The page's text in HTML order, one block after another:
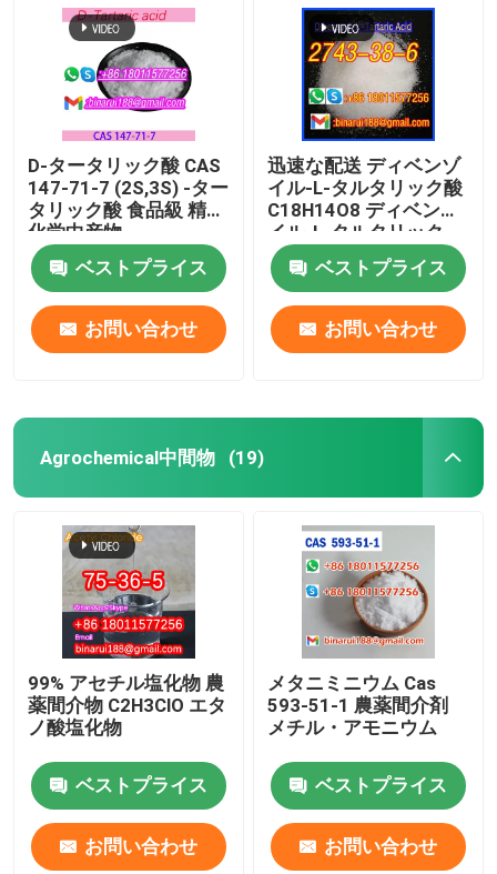
D-タータリック酸 CAS
147-71-7 (2S,3S) -ター
タリック酸 食品級 精細
化学中産物
ベストプライス
お問い合わせ
迅速な配送 ディベンゾ
イル-L-タルタリック酸
C18H14O8 ディベンゾ
イル-L-タルタリック
CAS 2743-38-6
ベストプライス
お問い合わせ
Agrochemical中間物 (19)
99% アセチル塩化物 農
薬間介物 C2H3ClO エタ
ノ酸塩化物
ベストプライス
お問い合わせ
メタニミニウム Cas
593-51-1 農薬間介剤
メチル・アモニウム
ベストプライス
お問い合わせ